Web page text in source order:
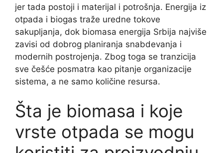
jer tada postoji i materijal i potrošnja. Energija iz
otpada i biogas traže uredne tokove
sakupljanja, dok biomasa energija Srbija najviše
zavisi od dobrog planiranja snabdevanja i
modernih postrojenja. Zbog toga se tranzicija
sve češće posmatra kao pitanje organizacije
sistema, a ne samo količine resursa.
Šta je biomasa i koje
vrste otpada se mogu